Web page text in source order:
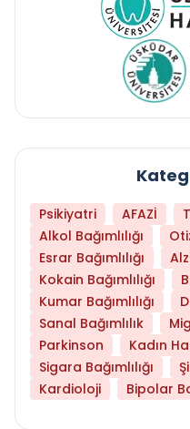
Psikiyatri AFAZİ
Alkol Bağımlılığı
Esrar Bağımlılığı
Kokain Bağımlılığı
Kumar Bağımlılığı
Sanal Bağımlılık
Parkinson
Kadın
Sigara Bağımlılığı
Kardioloji
Bipolar